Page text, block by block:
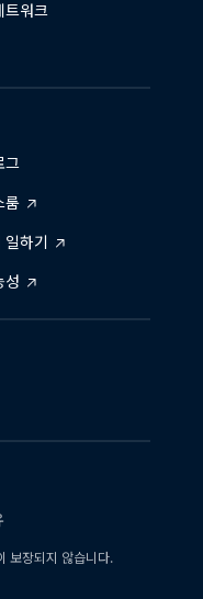
트워크
그
룸
하기
성
보장되지 않습니다.